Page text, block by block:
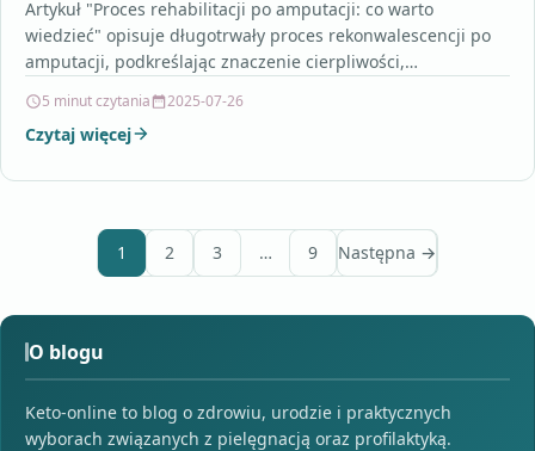
Artykuł "Proces rehabilitacji po amputacji: co warto
wiedzieć" opisuje długotrwały proces rekonwalescencji po
amputacji, podkreślając znaczenie cierpliwości,
że…
5 minut czytania 2025-07-26
Czytaj więcej
1 2 3 … 9 Następna →
O blogu
Keto-online to blog o zdrowiu, urodzie i praktycznych
wyborach związanych z pielęgnacją oraz profilaktyką.